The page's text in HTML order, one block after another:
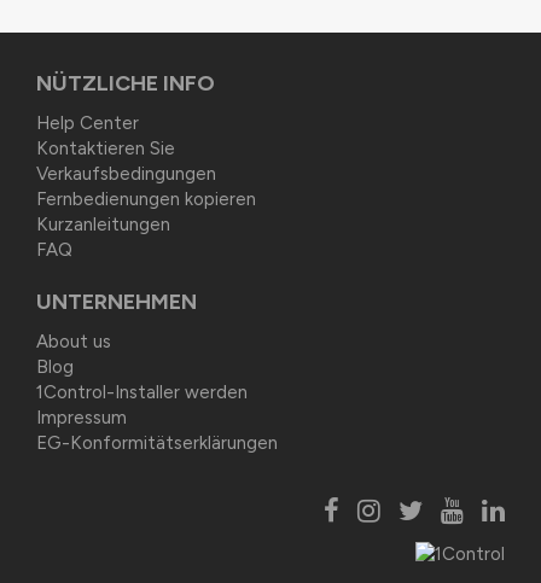
NÜTZLICHE INFO
Help Center
Kontaktieren Sie
Verkaufsbedingungen
Fernbedienungen kopieren
Kurzanleitungen
FAQ
UNTERNEHMEN
About us
Blog
1Control-Installer werden
Impressum
EG-Konformitätserklärungen